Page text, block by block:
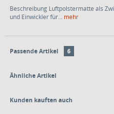
Beschreibung Luftpolstermatte als
und Einwickler für... mehr
Passende Artikel 6
Ähnliche Artikel
Kunden kauften auch